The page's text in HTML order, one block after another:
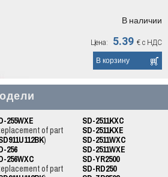
В наличии
Цена: 5.39 € с НДС
255WXE
of part
)
256
256WXC
of part
SD-2511KXC
SD-2511KXE
SD-2511WXC
SD-2511WXE
SD-YR2500
SD-RD250